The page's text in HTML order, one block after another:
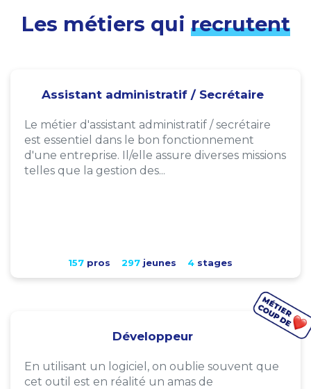
Les métiers qui recrutent
Assistant administratif / Secrétaire
Le métier d'assistant administratif / secrétaire
est essentiel dans le bon fonctionnement
d'une entreprise. Il/elle assure diverses missions
telles que la gestion des...
157pros 297jeunes 4stages
Développeur
En utilisant un logiciel, on oublie souvent que
cet outil est en réalité un amas de